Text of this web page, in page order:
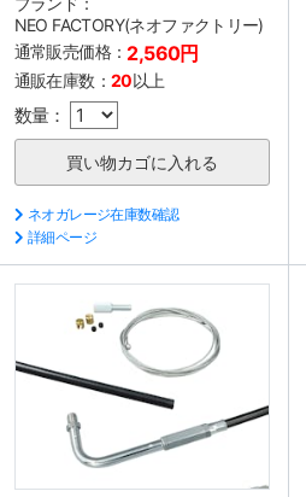
NEO FACTORY(ネオファクトリー)
通常販売価格： 2,560円
通販在庫数： 20以上
数量：
ネオガレージ在庫数確認
詳細ページ